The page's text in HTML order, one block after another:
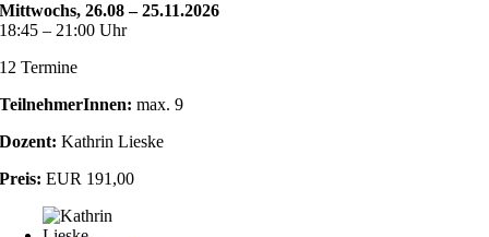
Mittwochs, 26.08 – 25.11.2026
18:45 – 21:00 Uhr
12 Termine
TeilnehmerInnen: max. 9
Dozent: Kathrin Lieske
Preis: EUR 191,00